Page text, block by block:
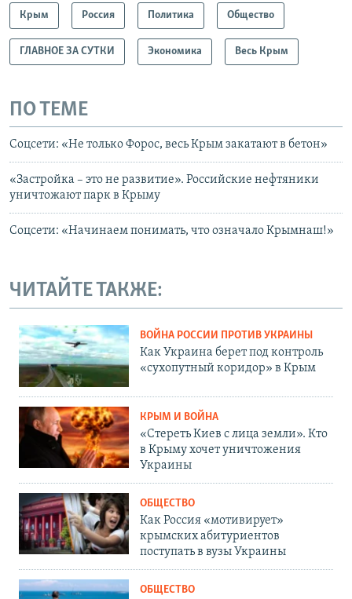
Крым Россия Политика Общество
ГЛАВНОЕ ЗА СУТКИ Экономика Весь Крым
ПО ТЕМЕ
Соцсети: «Не только Форос, весь Крым закатают в бетон»
«Застройка – это не развитие». Российские нефтяники
уничтожают парк в Крыму
Соцсети: «Начинаем понимать, что означало Крымнаш!»
ЧИТАЙТЕ ТАКЖЕ:
ВОЙНА РОССИИ ПРОТИВ УКРАИНЫ
Как Украина берет под контроль
«сухопутный коридор» в Крым
КРЫМ И ВОЙНА
«Стереть Киев с лица земли». Кто
в Крыму хочет уничтожения
Украины
ОБЩЕСТВО
Как Россия «мотивирует»
крымских абитуриентов
поступать в вузы Украины
ОБЩЕСТВО